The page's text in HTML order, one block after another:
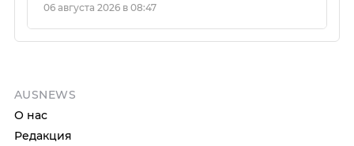
06 августа 2026 в 08:47
AUSNEWS
О нас
Редакция